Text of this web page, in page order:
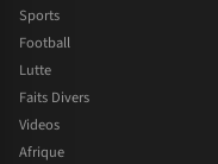
Sports
Football
Lutte
Faits Divers
Videos
Afrique